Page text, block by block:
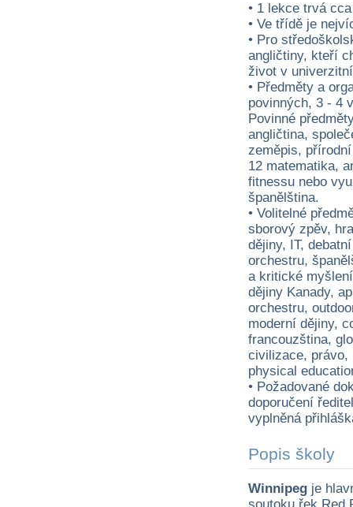
• 1 lekce trvá
• Ve třídě je
• Pro
angličtiny, kteří
život v
• Předměty a
povinných, 3 - 4
Povinné
angličtina,
zeměpis,
12 matematika,
fitnessu nebo
španělština.
• Volitelné
sborový zpěv,
dějiny, IT,
orchestru,
a kritické
dějiny Kanady,
orchestru,
moderní dějiny,
francouzština,
civilizace, právo,
physical
• Požadované
doporučení
vyplněná
Popis školy
Winnipeg je
soutoku řek Red